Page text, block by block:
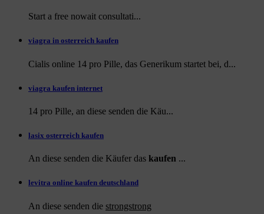
Start a free nowait consultati...
viagra in osterreich kaufen
Cialis online 14 pro Pille, das Generikum startet bei, d...
viagra kaufen internet
14 pro Pille, an diese senden die Käu...
lasix osterreich kaufen
An diese senden die Käufer das kaufen ...
levitra online kaufen deutschland
An diese senden die strongstrong